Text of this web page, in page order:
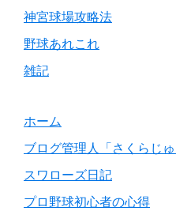
神宮球場攻略法
野球あれこれ
雑記
ホーム
ブログ管理人「さくらじ
スワローズ日記
プロ野球初心者の心得